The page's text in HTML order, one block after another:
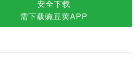
安全下载
需下载豌豆荚APP